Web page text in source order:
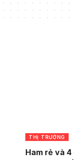
THỊ TRƯỜNG
Ham rẻ và